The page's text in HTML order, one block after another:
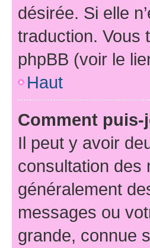
désirée. Si elle
traduction. Vous
phpBB (voir le
Haut
Comment puis-
Il peut y avoir
consultation des
généralement
messages ou
grande, connue